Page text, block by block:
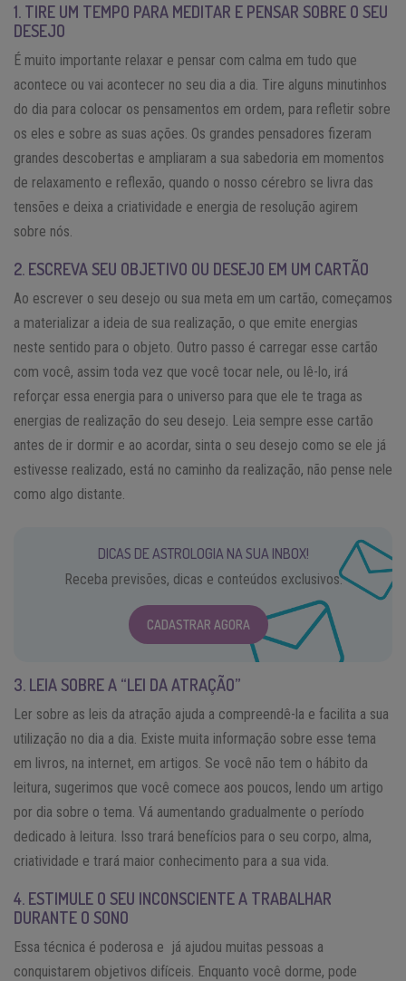
1. TIRE UM TEMPO PARA MEDITAR E PENSAR SOBRE O SEU
DESEJO
É muito importante relaxar e pensar com calma em tudo que
acontece ou vai acontecer no seu dia a dia. Tire alguns minutinhos
do dia para colocar os pensamentos em ordem, para refletir sobre
os eles e sobre as suas ações. Os grandes pensadores fizeram
grandes descobertas e ampliaram a sua sabedoria em momentos
de relaxamento e reflexão, quando o nosso cérebro se livra das
tensões e deixa a criatividade e energia de resolução agirem
sobre nós.
2. ESCREVA SEU OBJETIVO OU DESEJO EM UM CARTÃO
Ao escrever o seu desejo ou sua meta em um cartão, começamos
a materializar a ideia de sua realização, o que emite energias
neste sentido para o objeto. Outro passo é carregar esse cartão
com você, assim toda vez que você tocar nele, ou lê-lo, irá
reforçar essa energia para o universo para que ele te traga as
energias de realização do seu desejo. Leia sempre esse cartão
antes de ir dormir e ao acordar, sinta o seu desejo como se ele já
estivesse realizado, está no caminho da realização, não pense nele
como algo distante.
DICAS DE ASTROLOGIA NA SUA INBOX!
Receba previsões, dicas e conteúdos exclusivos.
CADASTRAR AGORA
3. LEIA SOBRE A “LEI DA ATRAÇÃO”
Ler sobre as leis da atração ajuda a compreendê-la e facilita a sua
utilização no dia a dia. Existe muita informação sobre esse tema
em livros, na internet, em artigos. Se você não tem o hábito da
leitura, sugerimos que você comece aos poucos, lendo um artigo
por dia sobre o tema. Vá aumentando gradualmente o período
dedicado à leitura. Isso trará benefícios para o seu corpo, alma,
criatividade e trará maior conhecimento para a sua vida.
4. ESTIMULE O SEU INCONSCIENTE A TRABALHAR
DURANTE O SONO
Essa técnica é poderosa e já ajudou muitas pessoas a
conquistarem objetivos difíceis. Enquanto você dorme, pode